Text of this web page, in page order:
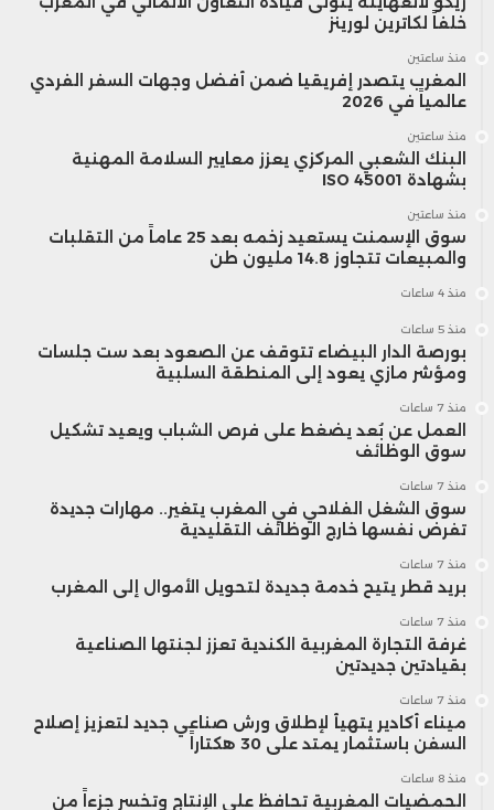
خلفاً لكاترين لورينز
منذ ساعتين
المغرب يتصدر إفريقيا ضمن أفضل وجهات السفر الفردي
عالمياً في 2026
منذ ساعتين
البنك الشعبي المركزي يعزز معايير السلامة المهنية
بشهادة ISO 45001
منذ ساعتين
سوق الإسمنت يستعيد زخمه بعد 25 عاماً من التقلبات
والمبيعات تتجاوز 14.8 مليون طن
منذ 4 ساعات
منذ 5 ساعات
بورصة الدار البيضاء تتوقف عن الصعود بعد ست جلسات
ومؤشر مازي يعود إلى المنطقة السلبية
منذ 7 ساعات
العمل عن بُعد يضغط على فرص الشباب ويعيد تشكيل
سوق الوظائف
منذ 7 ساعات
سوق الشغل الفلاحي في المغرب يتغير.. مهارات جديدة
تفرض نفسها خارج الوظائف التقليدية
منذ 7 ساعات
بريد قطر يتيح خدمة جديدة لتحويل الأموال إلى المغرب
منذ 7 ساعات
غرفة التجارة المغربية الكندية تعزز لجنتها الصناعية
بقيادتين جديدتين
منذ 7 ساعات
ميناء أكادير يتهيأ لإطلاق ورش صناعي جديد لتعزيز إصلاح
السفن باستثمار يمتد على 30 هكتاراً
منذ 8 ساعات
الحمضيات المغربية تحافظ على الإنتاج وتخسر جزءاً من